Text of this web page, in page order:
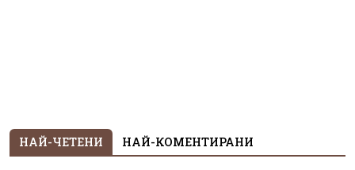
НАЙ-ЧЕТЕНИ НАЙ-КОМЕНТИРАНИ